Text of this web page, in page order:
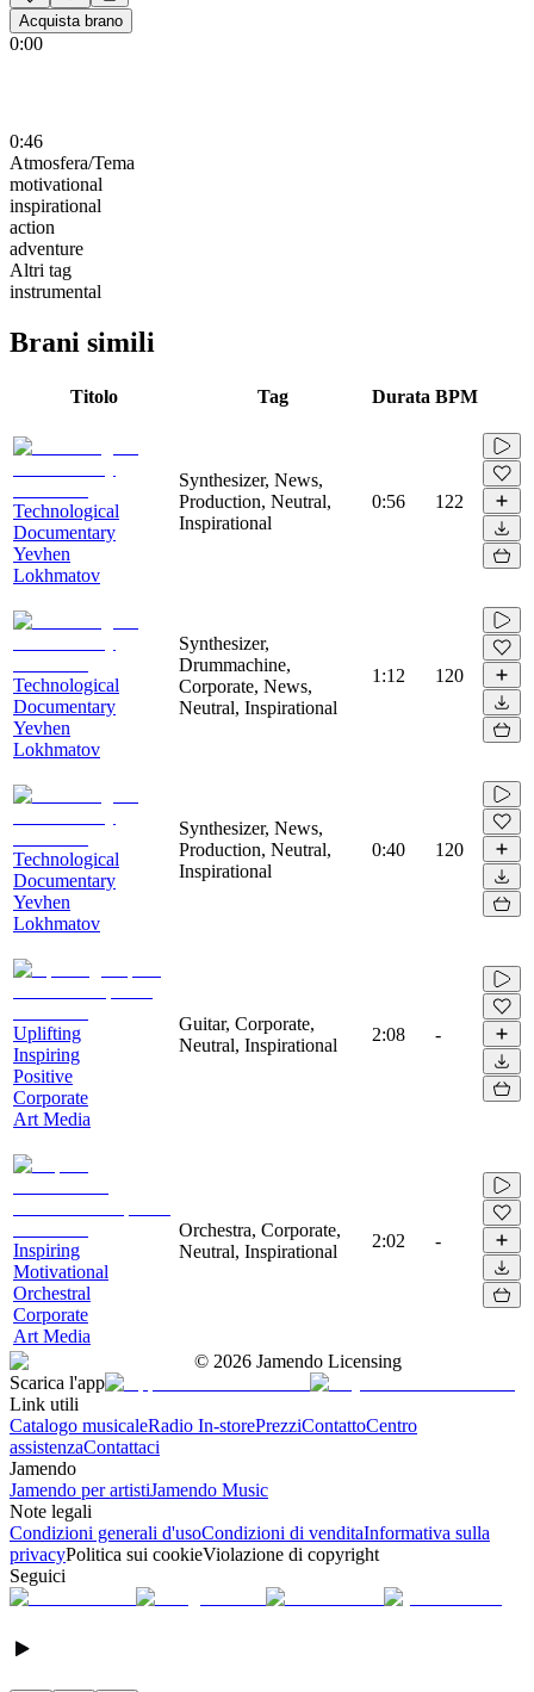
Acquista brano
0:00
0:46
Atmosfera/Tema
motivational
inspirational
action
adventure
Altri tag
instrumental
Brani simili
Titolo Tag Durata BPM
Technological
Documentary
Yevhen
Lokhmatov
Synthesizer, News,
Production, Neutral,
Inspirational
0:56 122
Technological
Documentary
Yevhen
Lokhmatov
Synthesizer,
Drummachine,
Corporate, News,
Neutral, Inspirational
1:12 120
Technological
Documentary
Yevhen
Lokhmatov
Synthesizer, News,
Production, Neutral,
Inspirational
0:40 120
Uplifting
Inspiring
Positive
Corporate
Art Media
Guitar, Corporate,
Neutral, Inspirational
2:08 -
Inspiring
Motivational
Orchestral
Corporate
Art Media
Orchestra, Corporate,
Neutral, Inspirational
2:02 -
© 2026 Jamendo Licensing
Scarica l'app
Link utili
Catalogo musicaleRadio In-storePrezziContattoCentro
assistenzaContattaci
Jamendo
Jamendo per artistiJamendo Music
Note legali
Condizioni generali d'usoCondizioni di venditaInformativa sulla
privacyPolitica sui cookieViolazione di copyright
Seguici